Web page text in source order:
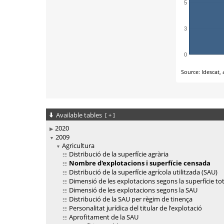
Available tables [ + ]
2020
2009
Agricultura
Distribució de la superfície agrària
Nombre d'explotacions i superfície censada
Distribució de la superfície agrícola utilitzada (SAU)
Dimensió de les explotacions segons la superfície
Dimensió de les explotacions segons la SAU
Distribució de la SAU per règim de tinença
Personalitat jurídica del titular de l'explotació
Aprofitament de la SAU